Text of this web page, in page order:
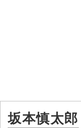
坂本慎太郎